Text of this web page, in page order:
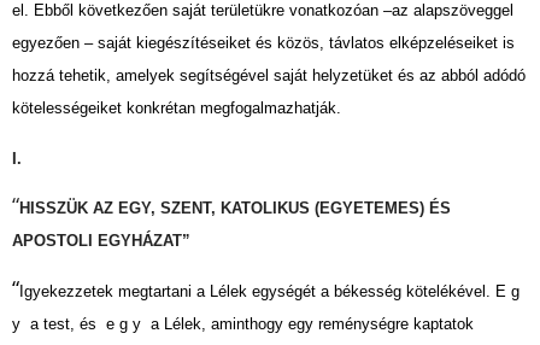
el. Ebből következően saját területükre vonatkozóan –az alapszöveggel
egyezően – saját kiegészítéseiket és közös, távlatos elképzeléseiket is
hozzá tehetik, amelyek segítségével saját helyzetüket és az abból adódó
kötelességeiket konkrétan megfogalmazhatják.
I.
“HISSZÜK AZ EGY, SZENT, KATOLIKUS (EGYETEMES) ÉS
APOSTOLI EGYHÁZAT”
“Igyekezzetek megtartani a Lélek egységét a békesség kötelékével. E g
y a test, és e g y a Lélek, a­minthogy egy reménységre kaptatok